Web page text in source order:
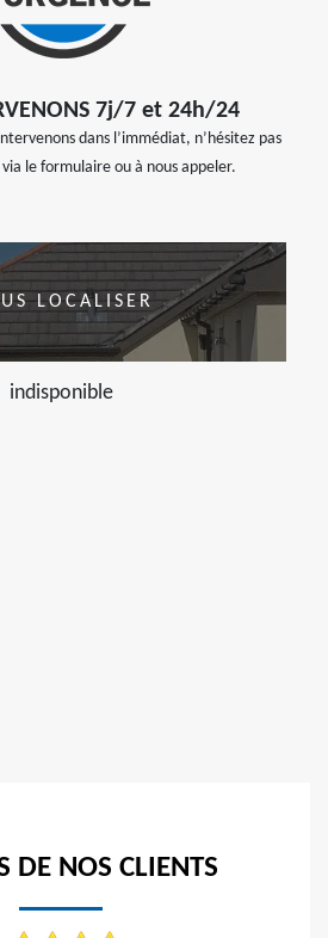
7j/7 et 24h/24
dans l’immédiat, n’hésitez pas
le formulaire ou à nous appeler.
LOCALISER
indisponible
DE NOS CLIENTS